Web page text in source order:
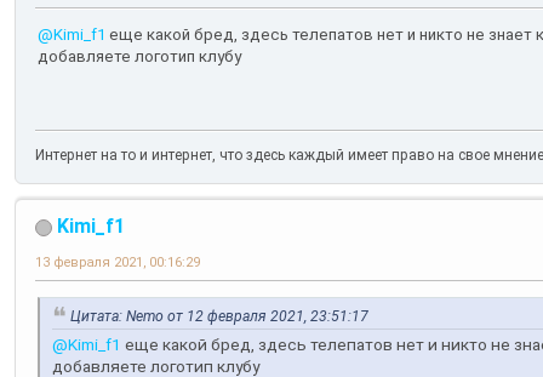
@Kimi_f1 еще какой бред, здесь телепатов нет и никто не знает
добавляете логотип клубу
Интернет на то и интернет, что здесь каждый имеет право на свое
Kimi_f1
13 февраля 2021, 00:16:29
Цитата: Nemo от 12 февраля 2021, 23:51:17
@Kimi_f1 еще какой бред, здесь телепатов нет и никто не
добавляете логотип клубу